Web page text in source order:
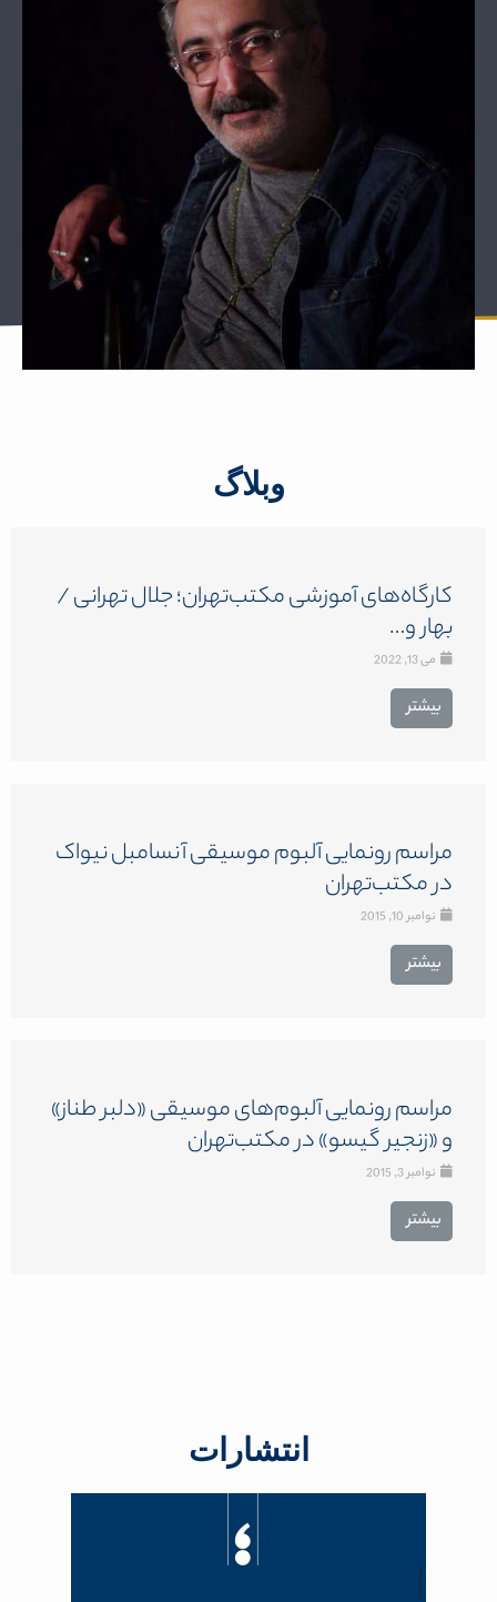
وبلاگ
کارگاه‌های آموزشی مکتب‌تهران؛ جلال تهرانی /
بهار و…
می 13, 2022
بیشتر
مراسم رونمایی آلبوم موسیقی آنسامبل نیواک
در مکتب‌تهران
نوامبر 10, 2015
بیشتر
مراسم رونمایی آلبوم‌های موسیقی «دلبر طناز»
و «زنجیر گیسو» در مکتب‌تهران
نوامبر 3, 2015
بیشتر
انتشارات